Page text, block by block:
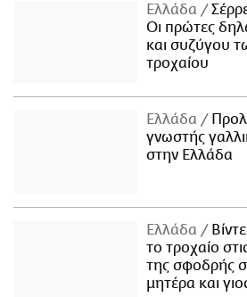
Ελλάδα
Οι πρώτες
και συζύγου
τροχαίου
Ελλάδα
γνωστής
στην Ελλάδα
Ελλάδα
το τροχαίο
της σφοδρής
μητέρα και